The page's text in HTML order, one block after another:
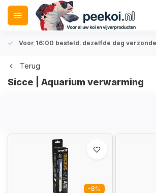
Voor 16:00 besteld, dezelfde dag
Terug
Sicce | Aquarium verwarming
-8%